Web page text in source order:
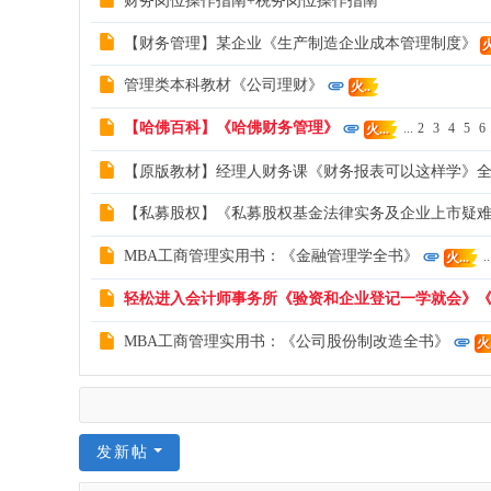
【财务管理】某企业《生产制造企业成本管理制度》
管理类本科教材《公司理财》 火..
【哈佛百科】《哈佛财务管理》 火... ... 2 3 4 5 6
【原版教材】经理人财务课《财务报表可以这样学》
【私募股权】《私募股权基金法律实务及企业上市疑
MBA工商管理实用书：《金融管理学全书》 火...
轻松进入会计师事务所《验资和企业登记一学就会》
MBA工商管理实用书：《公司股份制改造全书》
发新帖